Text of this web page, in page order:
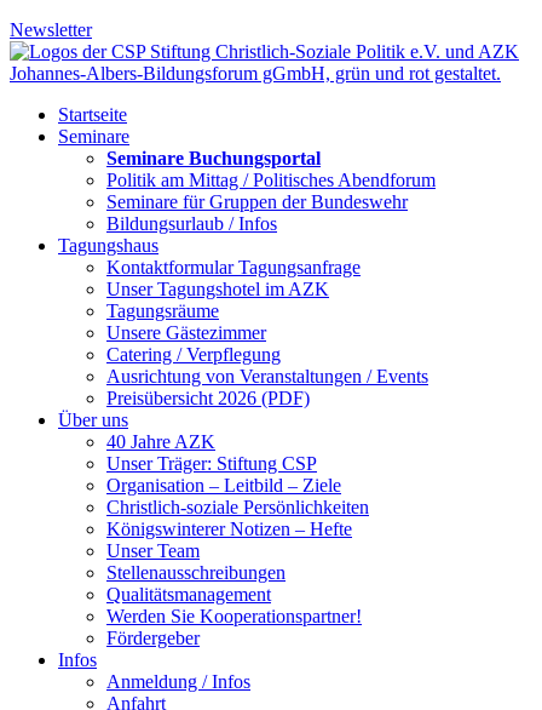
Newsletter
Startseite
Seminare
Seminare Buchungsportal
Politik am Mittag / Politisches Abendforum
Seminare für Gruppen der Bundeswehr
Bildungsurlaub / Infos
Tagungshaus
Kontaktformular Tagungsanfrage
Unser Tagungshotel im AZK
Tagungsräume
Unsere Gästezimmer
Catering / Verpflegung
Ausrichtung von Veranstaltungen / Events
Preisübersicht 2026 (PDF)
Über uns
40 Jahre AZK
Unser Träger: Stiftung CSP
Organisation – Leitbild – Ziele
Christlich-soziale Persönlichkeiten
Königswinterer Notizen – Hefte
Unser Team
Stellenausschreibungen
Qualitätsmanagement
Werden Sie Kooperationspartner!
Fördergeber
Infos
Anmeldung / Infos
Anfahrt